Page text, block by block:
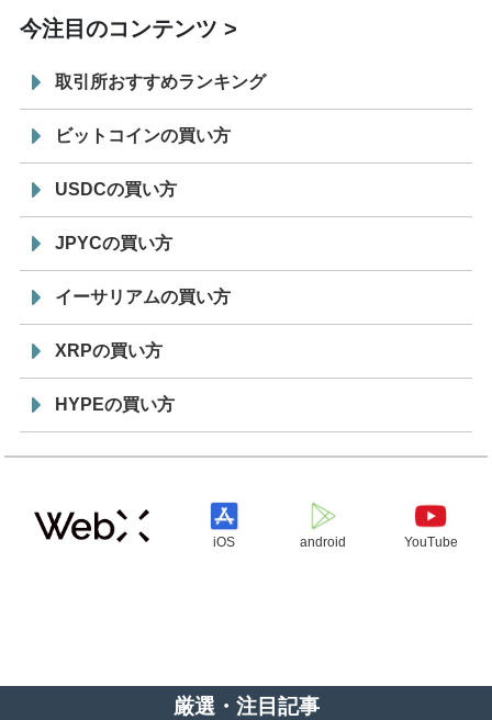
今注目のコンテンツ
取引所おすすめランキング
ビットコインの買い方
USDCの買い方
JPYCの買い方
イーサリアムの買い方
XRPの買い方
HYPEの買い方
iOS android YouTube
厳選・注目記事